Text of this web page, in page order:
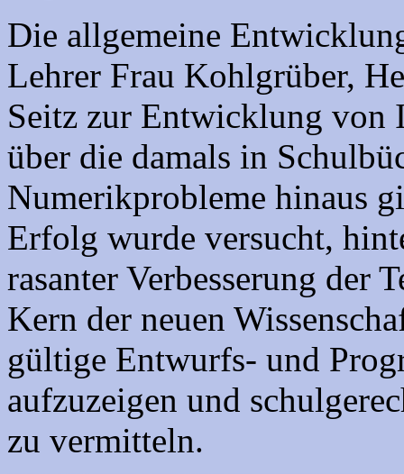
Die allgemeine
Lehrer Frau Kohlgrüber,
Seitz zur Entwicklung von
über die damals in
Numerikprobleme hinaus
Erfolg wurde versucht,
rasanter Verbesserung der
Kern der neuen
gültige Entwurfs- und
aufzuzeigen und
zu vermitteln.